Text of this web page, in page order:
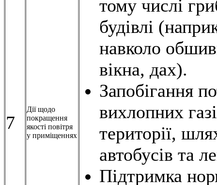
7
Дії щодо
покращення
якості повітря
у приміщеннях
тому числі
будівлі
навколо
вікна, дах).
Запобігання
вихлопних
території,
автобусів та
Підтримка